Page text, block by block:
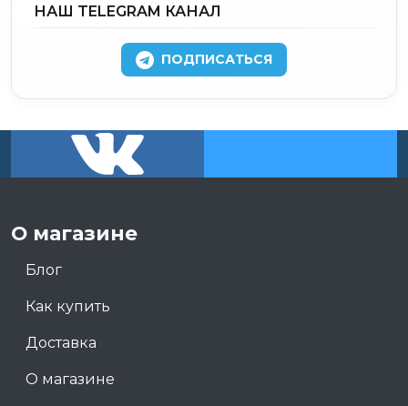
НАШ TELEGRAM КАНАЛ
ПОДПИСАТЬСЯ
О магазине
Блог
Как купить
Доставка
О магазине